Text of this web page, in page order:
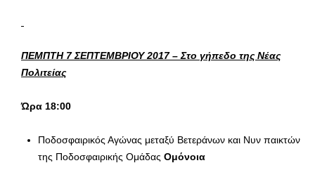
ΠΕΜΠΤΗ 7 ΣΕΠΤΕΜΒΡΙΟΥ 2017 – Στο γήπεδο της Νέας
Πολιτείας
Ώρα 18:00
Ποδοσφαιρικός Αγώνας μεταξύ Βετεράνων και Νυν παικτών
της Ποδοσφαιρικής Ομάδας Ομόνοια